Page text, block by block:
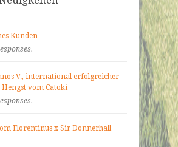
Kunden
V., international erfolgreicher
vom Catoki
Florentinus x Sir Donnerhall